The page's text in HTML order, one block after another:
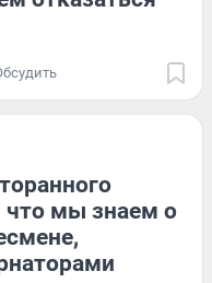
что мы знаем о